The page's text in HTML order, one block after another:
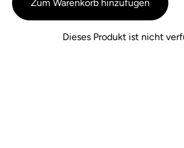
Zum Warenkorb hinzufügen
Dieses Produkt ist nicht